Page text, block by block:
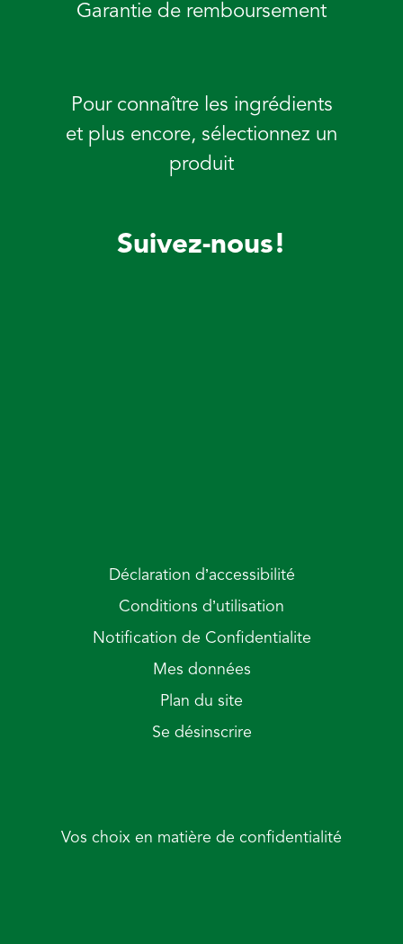
Garantie de remboursement
Pour connaître les ingrédients
et plus encore, sélectionnez un
produit
Suivez-nous!
Déclaration d’accessibilité
Conditions d’utilisation
Notification de Confidentialite
Mes données
Plan du site
Se désinscrire
Vos choix en matière de confidentialité